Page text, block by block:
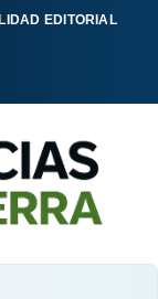
EDITORIAL